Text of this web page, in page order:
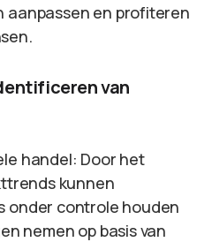
aanpassen en profiteren
van
handel: Door het
kunnen
onder controle houden
nemen op basis van